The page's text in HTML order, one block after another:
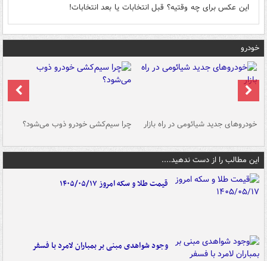
این عکس برای چه وقتیه؟ قبل انتخابات یا بعد انتخابات!
خودرو
خودروهای جدید شیائومی در راه بازار چرا سیم‌کشی خودرو ذوب می‌شود؟
این مطالب را از دست ندهید....
قیمت طلا و سکه امروز ۱۴۰۵/۰۵/۱۷
وجود شواهدی مبنی بر بمباران لامرد با فسفر